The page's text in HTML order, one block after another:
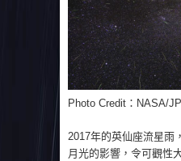
Photo Credit：NASA/
2017年的英仙座流星雨
月光的影響，令可觀性